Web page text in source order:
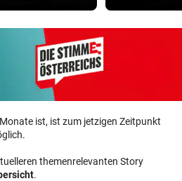
ist, ist zum jetzigen Zeitpunkt
themenrelevanten Story
.